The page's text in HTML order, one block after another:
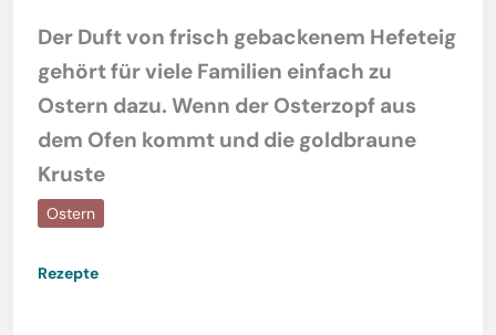
Der Duft von frisch gebackenem Hefeteig
gehört für viele Familien einfach zu
Ostern dazu. Wenn der Osterzopf aus
dem Ofen kommt und die goldbraune
Kruste
Ostern
Rezepte